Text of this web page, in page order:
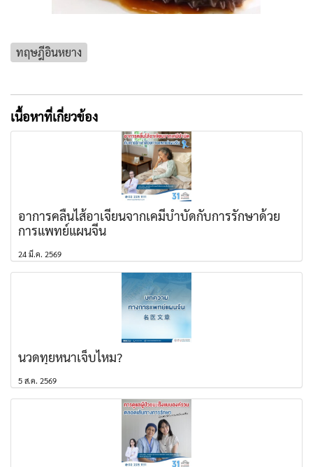
ทฤษฎีอินหยาง
เนื้อหาที่เกี่ยวข้อง
อาการคลื่นไส้อาเจียนจากเคมีบำบัดกับการรักษาด้วย
การแพทย์แผนจีน
24 มี.ค. 2569
นวดทุยหนาเจ็บไหม?
5 ส.ค. 2569